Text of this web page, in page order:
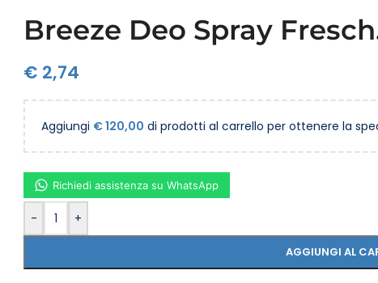
Breeze Deo Spray
€ 2,74
Aggiungi €120,00 di prodotti al carrello per ottenere la
- +
AGGIUNGI AL
Richiedi assistenza su WhatsApp